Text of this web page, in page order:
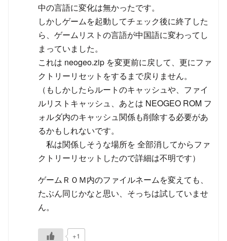
中の言語に変化は無かったです。
しかしゲームを起動してチェック後に終了した
ら、ゲームリストの言語が中国語に変わってし
まっていました。
これは neogeo.zip を変更前に戻して、更にファ
クトリーリセットをするまで戻りません。
（もしかしたらルートのキャッシュや、ファイ
ルリストキャッシュ、あとは NEOGEO ROM フ
ォルダ内のキャッシュ関係も削除する必要があ
るかもしれないです。
私は関係しそうな場所を 全部消してからファ
クトリーリセットしたので詳細は不明です）
ゲームＲＯＭ内のファイルネームを変えても、
たぶん同じかなと思い、そっちは試していませ
ん。
+1